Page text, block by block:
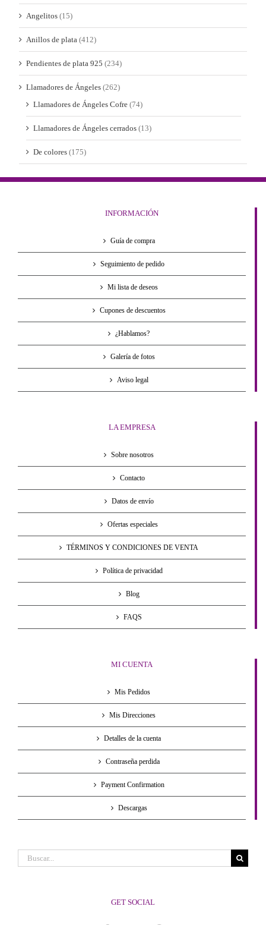
Angelitos (15)
Anillos de plata (412)
Pendientes de plata 925 (234)
Llamadores de Ángeles (262)
Llamadores de Ángeles Cofre (74)
Llamadores de Ángeles cerrados (13)
De colores (175)
INFORMACIÓN
Guía de compra
Seguimiento de pedido
Mi lista de deseos
Cupones de descuentos
¿Hablamos?
Galería de fotos
Aviso legal
LA EMPRESA
Sobre nosotros
Contacto
Datos de envío
Ofertas especiales
TÉRMINOS Y CONDICIONES DE VENTA
Política de privacidad
Blog
FAQS
MI CUENTA
Mis Pedidos
Mis Direcciones
Detalles de la cuenta
Contraseña perdida
Payment Confirmation
Descargas
Buscar:
GET SOCIAL